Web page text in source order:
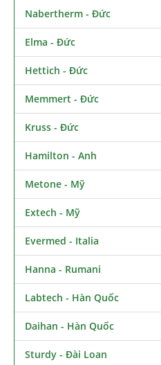
Nabertherm - Đức
Elma - Đức
Hettich - Đức
Memmert - Đức
Kruss - Đức
Hamilton - Anh
Metone - Mỹ
Extech - Mỹ
Evermed - Italia
Hanna - Rumani
Labtech - Hàn Quốc
Daihan - Hàn Quốc
Sturdy - Đài Loan